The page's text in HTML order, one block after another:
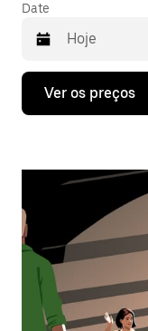
Date
Prima
tecla
interagir
o
calendário
e
selecionar
uma
data.
Prima
Ver os preços